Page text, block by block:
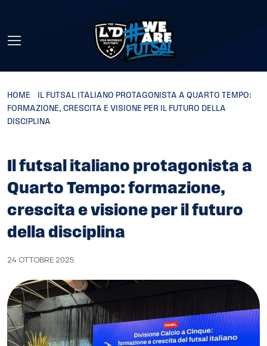
HOME
IL FUTSAL ITALIANO PROTAGONISTA A QUARTO TEMPO:
FORMAZIONE, CRESCITA E VISIONE PER IL FUTURO DELLA
DISCIPLINA
Il futsal italiano protagonista a
Quarto Tempo: formazione,
crescita e visione per il futuro
della disciplina
24 OTTOBRE 2025